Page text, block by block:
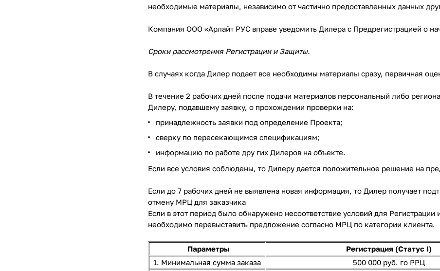
необходимые материалы, независимо от частично предоставленных данных
Компания ООО «Арлайт РУС вправе уведомить Дилера с Предрегистрацией о
Сроки рассмотрения Регистрации и Защиты.
В случаях когда Дилер подает все необходимы материалы сразу, первичная
В течение 2 рабочих дней после подачи материалов персональный либо
Дилеру, подавшему заявку, о прохождении проверки на:
принадлежность заявки под определение Проекта;
сверку по пересекающимся спецификациям;
информацию по работе дру гих Дилеров на объекте.
Если все условия соблюдены, то Дилеру дается положительное решение на
Если до 7 рабочих дней не выявлена новая информация, то Дилер получает
отмену МРЦ для заказчика
Если в этот период было обнаружено несоответствие условий для
необходимо перевыставить предложение согласно МРЦ по категории клиента.
Параметры Регистрация (Статус I)
1. Минимальная сумма заказа
500 000 руб. го РРЦ